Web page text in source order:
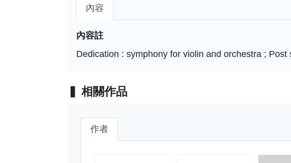
內容
內容註
Dedication : symphony for violin and orchestra ;
相關作品
作者